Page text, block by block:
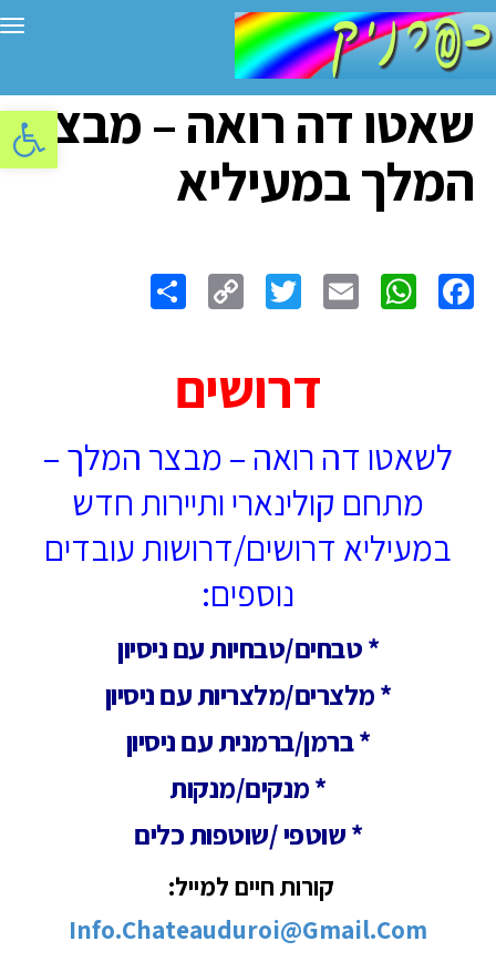
פתח
שאטו דה רואה – מבצר
המלך במעיליא
Link
דרושים
לשאטו דה רואה – מבצר המלך –
מתחם קולינארי ותיירות חדש
במעיליא דרושים/דרושות עובדים
נוספים:
* טבחים/טבחיות עם ניסיון
* מלצרים/מלצריות עם ניסיון
* ברמן/ברמנית עם ניסיון
* מנקים/מנקות
* שוטפי /שוטפות כלים
קורות חיים למייל:
Info.chateauduroi@gmail.com